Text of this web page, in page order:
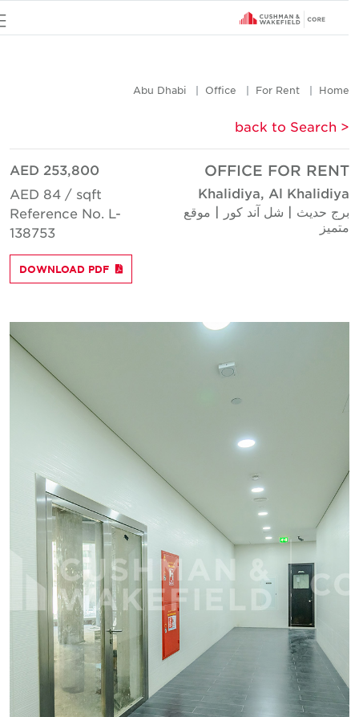
Home
For Rent
Office
Abu Dhabi
< back to Search
OFFICE FOR RENT
Khalidiya, Al Khalidiya
برج حديث | شل آند كور | موقع
متميز
AED 253,800
AED 84 / sqft
Reference No. L-
138753
DOWNLOAD PDF